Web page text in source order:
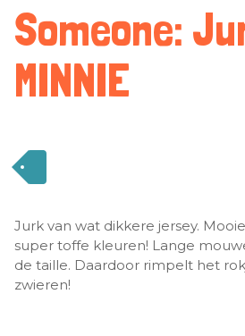
Someone:
MINNIE
Jurk van wat dikkere jersey.
super toffe kleuren! Lange
de taille. Daardoor rimpelt het
zwieren!